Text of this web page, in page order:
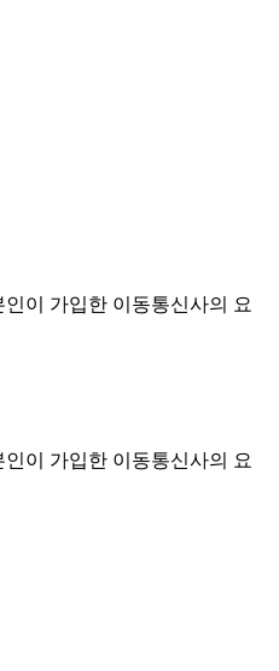
이 가입한 이동통신사의 요
이 가입한 이동통신사의 요